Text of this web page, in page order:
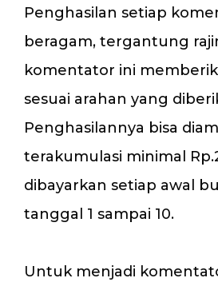
Penghasilan setiap
beragam, tergantung
komentator ini
sesuai arahan yang
Penghasilannya bisa
terakumulasi minimal
dibayarkan setiap awal
tanggal 1 sampai 10.
Untuk menjadi